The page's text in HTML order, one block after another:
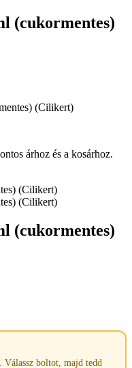
(cukormentes)
(Cilikert)
árhoz és a kosárhoz.
(cukormentes)
Válassz boltot, majd tedd